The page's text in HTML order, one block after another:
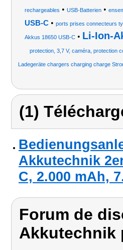
rechargeables • USB-Batterien •
USB-C • ports prises connecteurs
Akkus 18650 USB-C• Li-Ion-
protection, 3,7 V, caméra, protection
Ladegeräte chargers charging charge
(1)
Akkutechnik
C, 2.000 mAh,
Forum de
Akkutechnik